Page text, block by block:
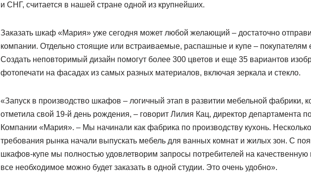
и СНГ, считается в нашей стране одной из крупнейших.
Заказать шкаф «Мария» уже сегодня может любой желающий – достаточно
компании. Отдельно стоящие или встраиваемые, распашные и купе – покупателям
Создать неповторимый дизайн помогут более 300 цветов и еще 35 вариантов
фотопечати на фасадах из самых разных материалов, включая зеркала и стекло.
«Запуск в производство шкафов – логичный этап в развитии мебельной фабрики,
отметила свой 19-й день рождения, – говорит Лилия Кац, директор департамента
Компании «Мария». – Мы начинали как фабрика по производству кухонь. Несколько
требования рынка начали выпускать мебель для ванных комнат и жилых зон. С
шкафов-купе мы полностью удовлетворим запросы потребителей на
все необходимое можно будет заказать в одной студии. Это очень удобно».